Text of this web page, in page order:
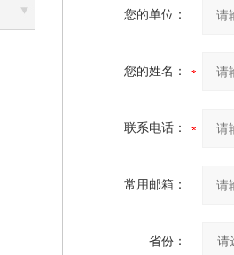
您的单位：
您的姓名：
联系电话：
常用邮箱：
省份：